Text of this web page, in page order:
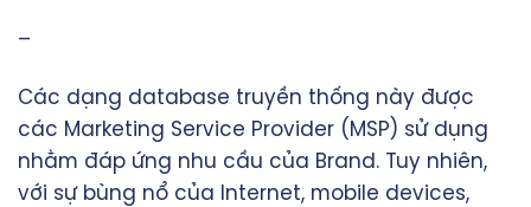
–
Các dạng database truyền thống này được
các Marketing Service Provider (MSP) sử dụng
nhằm đáp ứng nhu cầu của Brand. Tuy nhiên,
với sự bùng nổ của Internet, mobile devices,